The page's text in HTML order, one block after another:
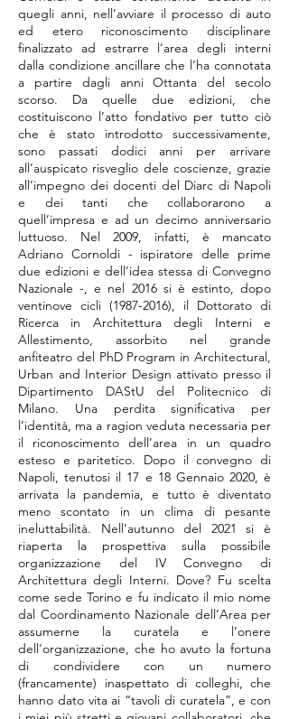
quegli anni, nell’avviare il processo di auto
ed etero riconoscimento disciplinare
finalizzato ad estrarre l’area degli interni
dalla condizione ancillare che l’ha connotata
a partire dagli anni Ottanta del secolo
scorso. Da quelle due edizioni, che
costituiscono l’atto fondativo per tutto ciò
che è stato introdotto successivamente,
sono passati dodici anni per arrivare
all’auspicato risveglio dele coscienze, grazie
all’impegno dei docenti del Diarc di Napoli
e dei tanti che collaborarono a
quell’impresa e ad un decimo anniversario
luttuoso. Nel 2009, infatti, è mancato
Adriano Cornoldi - ispiratore delle prime
due edizioni e dell’idea stessa di Convegno
Nazionale -, e nel 2016 si è estinto, dopo
ventinove cicli (1987-2016), il Dottorato di
Ricerca in Architettura degli Interni e
Allestimento, assorbito nel grande
anfiteatro del PhD Program in Architectural,
Urban and Interior Design attivato presso il
Dipartimento DAStU del Politecnico di
Milano. Una perdita significativa per
l’identità, ma a ragion veduta necessaria per
il riconoscimento dell’area in un quadro
esteso e paritetico. Dopo il convegno di
Napoli, tenutosi il 17 e 18 Gennaio 2020, è
arrivata la pandemia, e tutto è diventato
meno scontato in un clima di pesante
ineluttabilità. Nell’autunno del 2021 si è
riaperta la prospettiva sulla possibile
organizzazione del IV Convegno di
Architettura degli Interni. Dove? Fu scelta
come sede Torino e fu indicato il mio nome
dal Coordinamento Nazionale dell’Area per
assumerne la curatela e l’onere
dell’organizzazione, che ho avuto la fortuna
di condividere con un numero
(francamente) inaspettato di colleghi, che
hanno dato vita ai “tavoli di curatela”, e con